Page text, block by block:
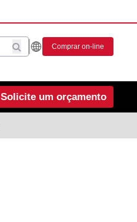
Comprar on-line
Solicite um orçamento